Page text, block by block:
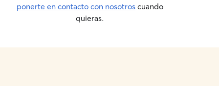
ponerte en contacto con nosotros cuando
quieras.